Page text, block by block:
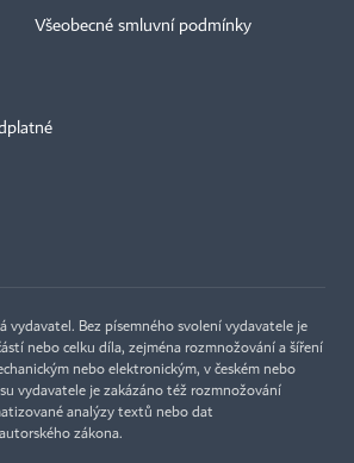
Všeobecné smluvní podmínky
vydavatel. Bez písemného svolení vydavatele je
nebo celku díla, zejména rozmnožování a šíření
nebo elektronickým, v českém nebo
vydavatele je zakázáno též rozmnožování
analýzy textů nebo dat
zákona.